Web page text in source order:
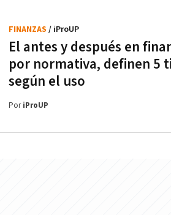
El antes y después en
por normativa, definen 5
según el uso
FINANZAS / iProUP
PoriProUP